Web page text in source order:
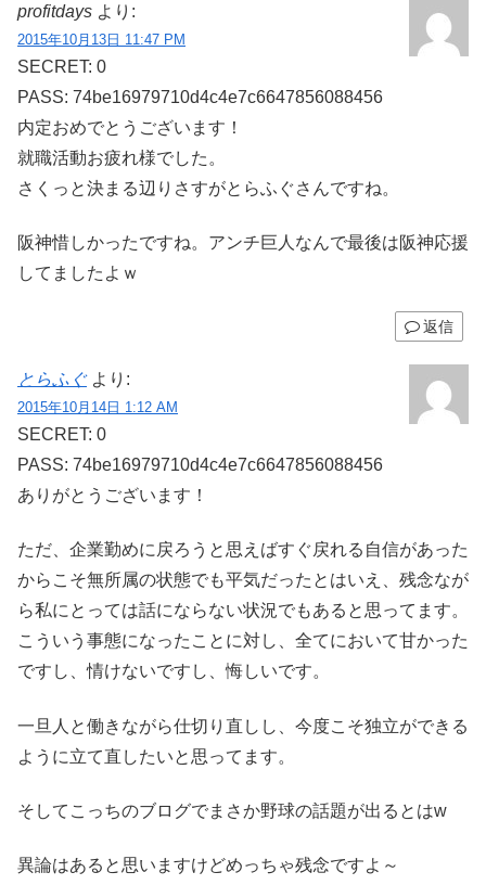
profitdays より:
2015年10月13日 11:47 PM
SECRET: 0
PASS: 74be16979710d4c4e7c6647856088456
内定おめでとうございます！
就職活動お疲れ様でした。
さくっと決まる辺りさすがとらふぐさんですね。
阪神惜しかったですね。アンチ巨人なんで最後は阪神応援
してましたよｗ
返信
とらふぐ より:
2015年10月14日 1:12 AM
SECRET: 0
PASS: 74be16979710d4c4e7c6647856088456
ありがとうございます！
ただ、企業勤めに戻ろうと思えばすぐ戻れる自信があった
からこそ無所属の状態でも平気だったとはいえ、残念なが
ら私にとっては話にならない状況でもあると思ってます。
こういう事態になったことに対し、全てにおいて甘かった
ですし、情けないですし、悔しいです。
一旦人と働きながら仕切り直しし、今度こそ独立ができる
ように立て直したいと思ってます。
そしてこっちのブログでまさか野球の話題が出るとはw
異論はあると思いますけどめっちゃ残念ですよ～